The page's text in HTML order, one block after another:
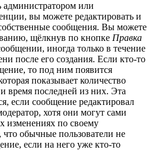
администратором или
вы можете редактировать и
сообщения. Вы можете
щёлкнув по кнопке Правка
иногда только в течение
после его создания. Если кто-то
то под ним появится
показывает количество
время последней из них. Эта
если сообщение редактировал
хотя они могут сами
изменениях по своему
обычные пользователи не
если на него уже кто-то